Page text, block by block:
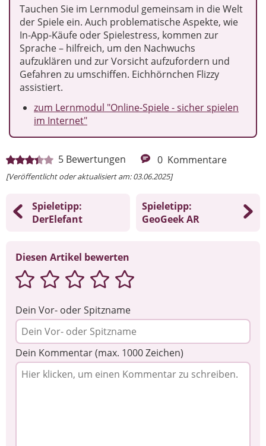
5 Bewertungen 0 Kommentare
[Veröffentlicht oder aktualisiert am: 03.06.2025]
Spieletipp:
DerElefant
Spieletipp:
GeoGeek AR
Diesen Artikel bewerten
Dein Vor- oder Spitzname
Dein Kommentar (max. 1000 Zeichen)
Tauchen Sie im Lernmodul gemeinsam in die Welt
der Spiele ein. Auch problematische Aspekte, wie
In-App-Käufe oder Spielestress, kommen zur
Sprache – hilfreich, um den Nachwuchs
aufzuklären und zur Vorsicht aufzufordern und
Gefahren zu umschiffen. Eichhörnchen Flizzy
assistiert.
zum Lernmodul "Online-Spiele - sicher spielen
im Internet"